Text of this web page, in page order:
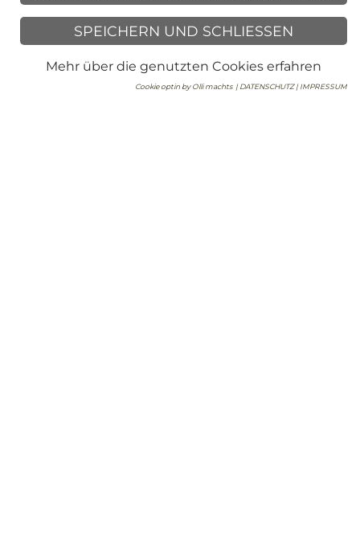
Immobilienvermittlung
Regina Stanger Immobilien GmbH
6020 Innsbruck
SPEICHERN UND SCHLIESSEN
Mehr über die genutzten Cookies erfahren
Cookie optin by Olli machts| DATENSCHUTZ |IMPRESSUM